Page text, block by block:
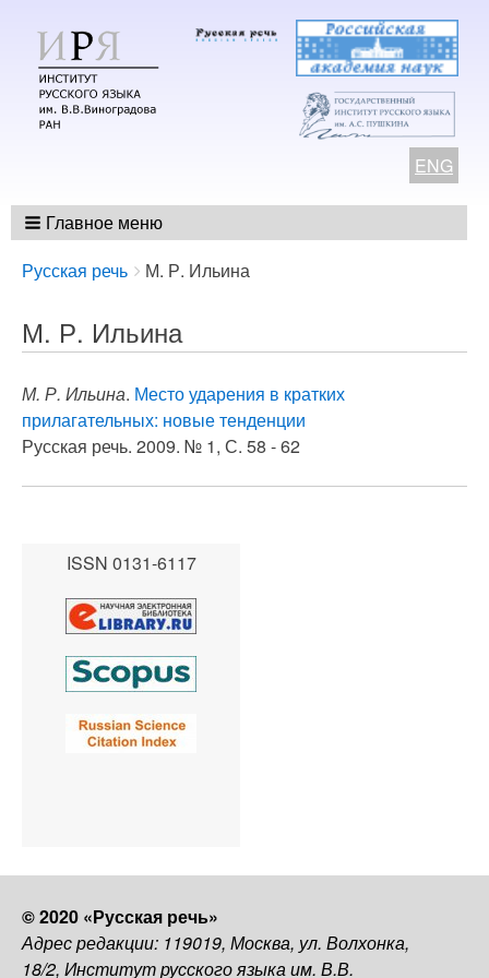
ENG
Главное меню
Breadcrumbs
You
here:
Русская речь М. Р. Ильина
М. Р. Ильина
М. Р. Ильина. Место ударения в кратких
прилагательных: новые тенденции
Русская речь. 2009. № 1, С. 58 - 62
ISSN 0131-6117
© 2020 «Русская речь»
Адрес редакции: 119019, Москва, ул. Волхонка,
18/2, Институт русского языка им. В.В.